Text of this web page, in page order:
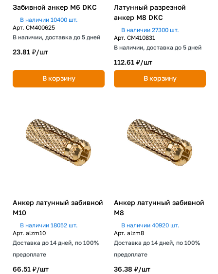
Забивной анкер М6 DKC
В наличии 10400 шт.
Арт. CM400625
В наличии, доставка до 5 дней
23.81 ₽/шт
В корзину
Латунный разрезной
анкер М8 DKC
В наличии 27300 шт.
Арт. CM410831
В наличии, доставка до 5 дней
112.61 ₽/шт
В корзину
Анкер латунный забивной
М10
В наличии 18052 шт.
Арт. alzm10
Доставка до 14 дней, по 100%
предоплате
66.51 ₽/шт
Анкер латунный забивной
М8
В наличии 40920 шт.
Арт. alzm8
Доставка до 14 дней, по 100%
предоплате
36.38 ₽/шт